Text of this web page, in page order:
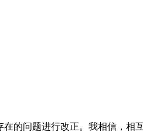
的问题进行改正。我相信，相